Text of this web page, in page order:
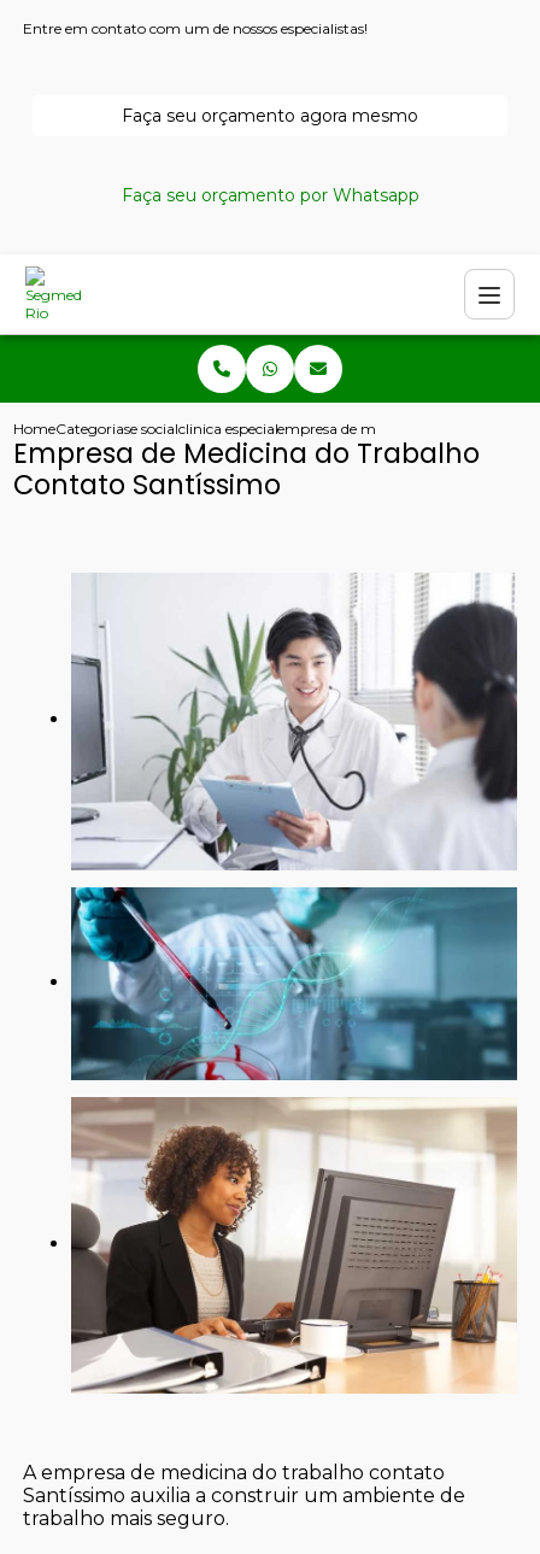
Entre em contato com um de nossos especialistas!
Faça seu orçamento agora mesmo
Faça seu orçamento por Whatsapp
HomeCategoriase socialclinica especializada em seguranca do trabalho
empresa de medicina do trabalho
Empresa de Medicina do Trabalho
Contato Santíssimo
A empresa de medicina do trabalho contato
Santíssimo auxilia a construir um ambiente de
trabalho mais seguro.